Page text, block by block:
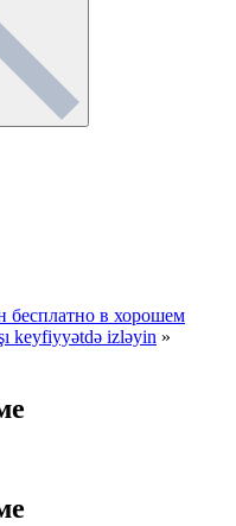
бесплатно в хорошем
keyfiyyətdə izləyin »